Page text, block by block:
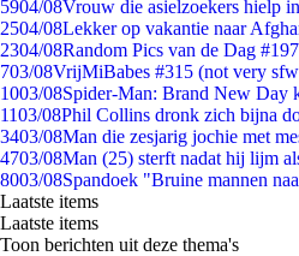
5904/08Vrouw die asielzoekers hielp
2504/08Lekker op vakantie naar
2304/08Random Pics van de Dag
703/08VrijMiBabes #315 (not very
1003/08Spider-Man: Brand New Day
1103/08Phil Collins dronk zich bijna
3403/08Man die zesjarig jochie met
4703/08Man (25) sterft nadat hij lijm
8003/08Spandoek "Bruine mannen
Laatste items
Laatste items
Toon berichten uit deze thema's